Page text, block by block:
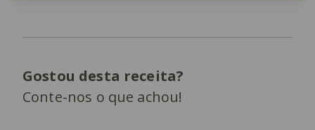
Gostou desta receita?
Conte-nos o que achou!